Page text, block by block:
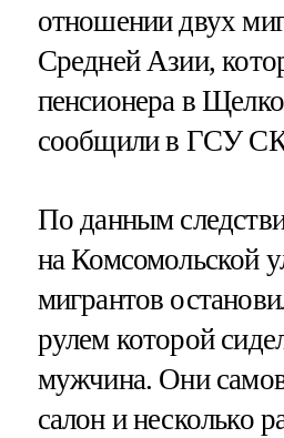
отношении двух
Средней Азии,
пенсионера в
сообщили в ГСУ
По данным
на Комсомольской
мигрантов
рулем которой
мужчина. Они
салон и несколько